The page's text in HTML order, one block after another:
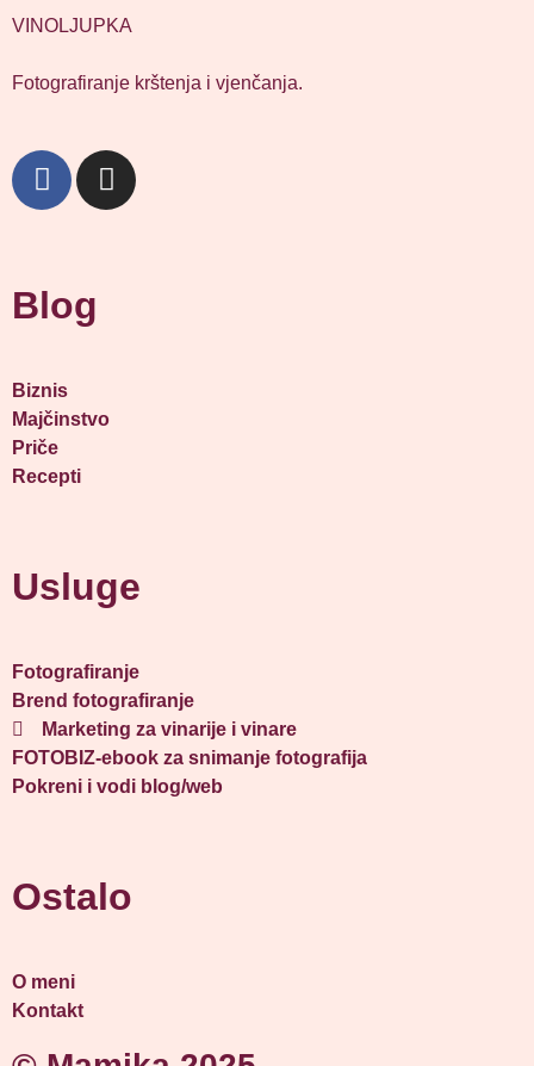
VINOLJUPKA
Fotografiranje krštenja i vjenčanja.
Blog
Biznis
Majčinstvo
Priče
Recepti
Usluge
Fotografiranje
Brend fotografiranje
Marketing za vinarije i vinare
FOTOBIZ-ebook za snimanje fotografija
Pokreni i vodi blog/web
Ostalo
O meni
Kontakt